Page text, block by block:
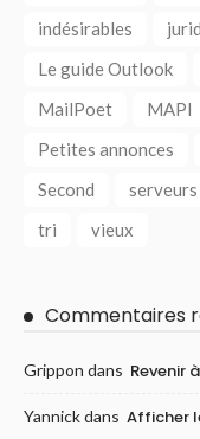
indésirables
Le guide Outlook
MailPoet
MAPI
Petites annonces
Second
serveurs
tri
vieux
Commentaires
Grippon dans Revenir
Yannickdans Afficher